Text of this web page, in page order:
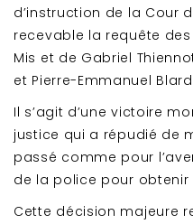
d’instruction de la Cour
recevable la requête
Mis et de Gabriel
et Pierre-Emmanuel
Il s’agit d’une victoire
justice qui a répudié de
passé comme pour
de la police pour obtenir
Cette décision majeure